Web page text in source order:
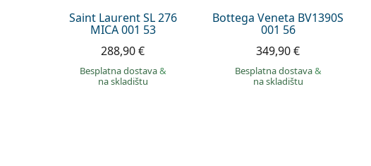
Saint Laurent SL 276
MICA 001 53
288,90 €
Besplatna dostava&
na skladištu
Bottega Veneta BV1390S
001 56
349,90 €
Besplatna dostava&
na skladištu